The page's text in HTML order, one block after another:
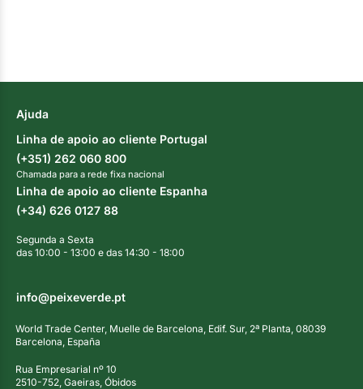
Ajuda
Linha de apoio ao cliente Portugal
(+351) 262 060 800
Chamada para a rede fixa nacional
Linha de apoio ao cliente Espanha
(+34) 626 0127 88
Segunda a Sexta
das 10:00 - 13:00 e das 14:30 - 18:00
info@peixeverde.pt
World Trade Center, Muelle de Barcelona, Edif. Sur, 2ª Planta, 08039
Barcelona, España
Rua Empresarial nº 10
2510-752, Gaeiras, Óbidos